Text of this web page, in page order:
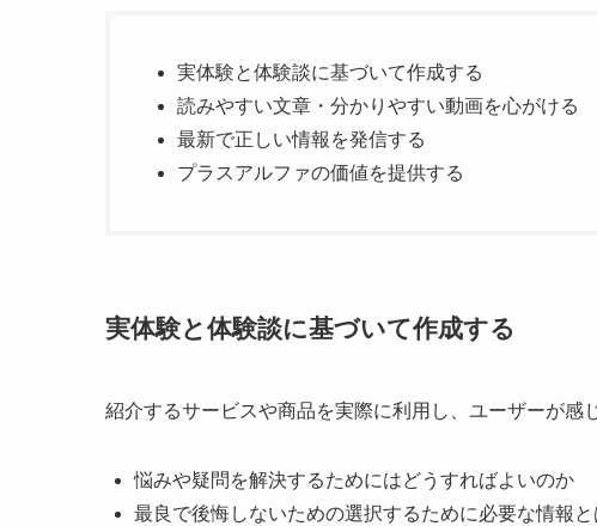
実体験と体験談に基づいて作成する
読みやすい文章・分かりやすい動画を心がける
最新で正しい情報を発信する
プラスアルファの価値を提供する
実体験と体験談に基づいて作成する
紹介するサービスや商品を実際に利用し、ユーザーが感
悩みや疑問を解決するためにはどうすればよいのか
最良で後悔しないための選択するために必要な情報